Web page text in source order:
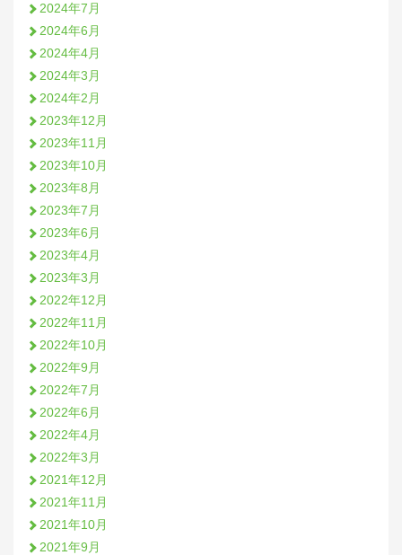
2024年7月
2024年6月
2024年4月
2024年3月
2024年2月
2023年12月
2023年11月
2023年10月
2023年8月
2023年7月
2023年6月
2023年4月
2023年3月
2022年12月
2022年11月
2022年10月
2022年9月
2022年7月
2022年6月
2022年4月
2022年3月
2021年12月
2021年11月
2021年10月
2021年9月